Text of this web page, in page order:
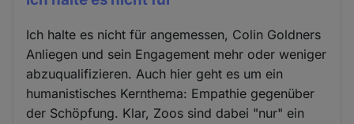
Ich halte es nicht für angemessen, Colin Goldners
Anliegen und sein Engagement mehr oder weniger
abzuqualifizieren. Auch hier geht es um ein
humanistisches Kernthema: Empathie gegenüber
der Schöpfung. Klar, Zoos sind dabei "nur" ein